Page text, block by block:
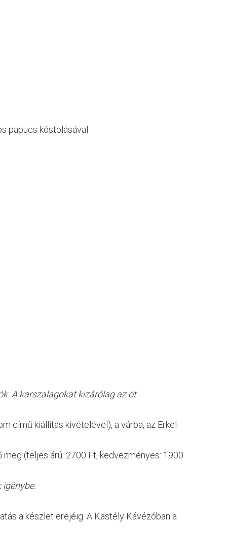
papucs kóstolásával
A karszalagokat kizárólag az öt
című kiállítás kivételével), a várba, az Erkel-
(teljes árú: 2700 Ft, kedvezményes: 1900
a készlet erejéig. A Kastély Kávézóban a